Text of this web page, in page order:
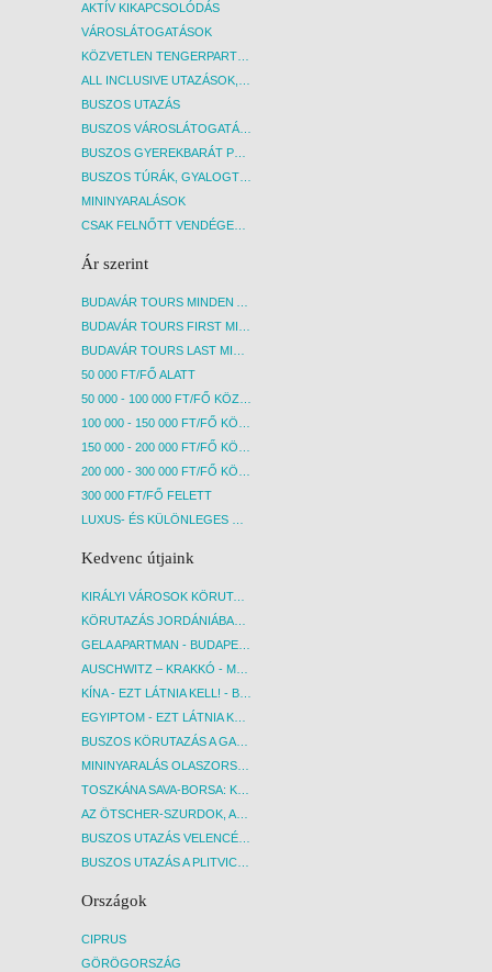
AKTÍV KIKAPCSOLÓDÁS
VÁROSLÁTOGATÁSOK
KÖZVETLEN TENGERPARTI SZÁLLÁSOK
ALL INCLUSIVE UTAZÁSOK, NYARALÁSOK
BUSZOS UTAZÁS
BUSZOS VÁROSLÁTOGATÁSOK
BUSZOS GYEREKBARÁT PROGRAMOK
BUSZOS TÚRÁK, GYALOGTÚRÁK
MININYARALÁSOK
CSAK FELNŐTT VENDÉGEKET FOGADÓ SZÁLLÁSOK
Ár szerint
BUDAVÁR TOURS MINDEN AKCIÓS ÚT
BUDAVÁR TOURS FIRST MINUTE AKCIÓS UTAK
BUDAVÁR TOURS LAST MINUTE AKCIÓS UTAK
50 000 FT/FŐ ALATT
50 000 - 100 000 FT/FŐ KÖZÖTT
100 000 - 150 000 FT/FŐ KÖZÖTT
150 000 - 200 000 FT/FŐ KÖZÖTT
200 000 - 300 000 FT/FŐ KÖZÖTT
300 000 FT/FŐ FELETT
LUXUS- ÉS KÜLÖNLEGES UTAK
Kedvenc útjaink
KIRÁLYI VÁROSOK KÖRUTAZÁS KÖZVETLEN REPÜLŐJÁRATTAL - BUDAPEST, REPÜLŐ
KÖRUTAZÁS JORDÁNIÁBAN, HOLT-TENGERI PIHENÉSSEL - BUDAPEST, REPÜLŐ
GELA APARTMAN - BUDAPEST, REPÜLŐ
AUSCHWITZ – KRAKKÓ - MEGRÁZÓ IDŐUTAZÁS! - BUDAPEST, BUSZ
KÍNA - EZT LÁTNIA KELL! - BUDAPEST, REPÜLŐ
EGYIPTOM - EZT LÁTNIA KELL! - BUDAPEST, REPÜLŐ
BUSZOS KÖRUTAZÁS A GARDA-TÓ KÖRNYÉKÉN - BUDAPEST, BUSZ
MININYARALÁS OLASZORSZÁGBAN: ÉSZAK-OLASZ GYÖNGYSZEMEK NYOMÁBAN - BUDAPEST, BUSZ
TOSZKÁNA SAVA-BORSA: KÓSTOLÓK ÉS KULTURÁLIS UTAZÁS - BUDAPEST, BUSZ
AZ ÖTSCHER-SZURDOK, AUSZTRIA GRAND CANYONJA - BUDAPEST, BUSZ
BUSZOS UTAZÁS VELENCÉBE - BUDAPEST, BUSZ
BUSZOS UTAZÁS A PLITVICEI-TAVAK NEMZETI PARKBA - BUDAPEST, BUSZ
Országok
CIPRUS
GÖRÖGORSZÁG